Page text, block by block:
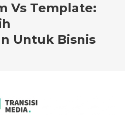
Vs Template:
Untuk Bisnis